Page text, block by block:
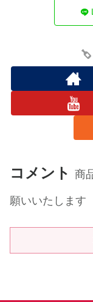
コメント 商
願いいたします